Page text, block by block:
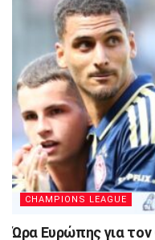
CHAMPIONS LEAGUE
Ώρα Ευρώπης για